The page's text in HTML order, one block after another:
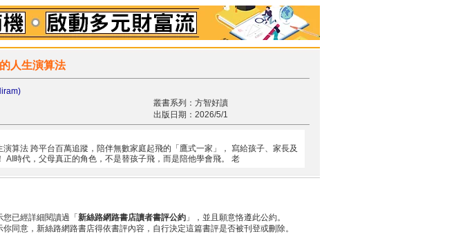
人生演算法
叢書系列：方智好讀
出版日期：2026/5/1
算法 跨平台百萬追蹤，陪伴無數家庭起飛的「鷹式一家」， 寫給孩子、家長及
AI時代，父母真正的角色，不是替孩子飛，而是陪他學會飛。 老
已經詳細閱讀過「 新絲路網路書店讀者書評公約 」，並且願意恪遵此公約。
同意，新絲路網路書店得依書評內容，自行決定這篇書評是否被刊登或刪除。